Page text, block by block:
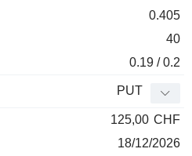
0.405
40
0.19 / 0.2
PUT
125,00 CHF
18/12/2026